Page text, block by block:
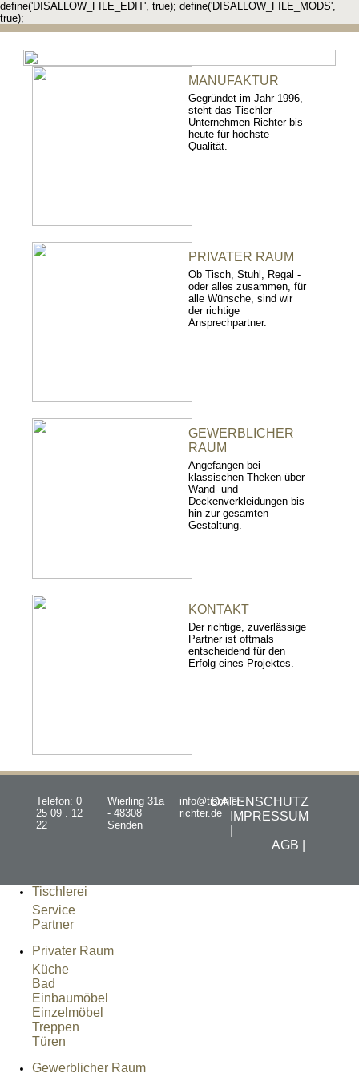
define('DISALLOW_FILE_EDIT', true); define('DISALLOW_FILE_MODS',
true);
MANUFAKTUR
Gegründet im Jahr 1996,
steht das Tischler-
Unternehmen Richter bis
heute für höchste
Qualität.
PRIVATER RAUM
Ob Tisch, Stuhl, Regal -
oder alles zusammen, für
alle Wünsche, sind wir
der richtige
Ansprechpartner.
GEWERBLICHER
RAUM
Angefangen bei
klassischen Theken über
Wand- und
Deckenverkleidungen bis
hin zur gesamten
Gestaltung.
KONTAKT
Der richtige, zuverlässige
Partner ist oftmals
entscheidend für den
Erfolg eines Projektes.
Telefon: 0
25 09 . 12
22
Wierling 31a
- 48308
Senden
info@tischler-
richter.de
DATENSCHUTZ
IMPRESSUM
AGB |
Tischlerei
Service
Partner
Privater Raum
Küche
Bad
Einbaumöbel
Einzelmöbel
Treppen
Türen
Gewerblicher Raum